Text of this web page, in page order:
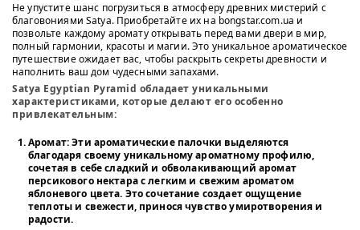
Не упустите шанс погрузиться в атмосферу древних мистерий с
благовониями Satya. Приобретайте их на bongstar.com.ua и
позвольте каждому аромату открывать перед вами двери в мир,
полный гармонии, красоты и магии. Это уникальное ароматическое
путешествие ожидает вас, чтобы раскрыть секреты древности и
наполнить ваш дом чудесными запахами.
Satya Egyptian Pyramid обладает уникальными
характеристиками, которые делают его особенно
привлекательным:
Аромат: Эти ароматические палочки выделяются
благодаря своему уникальному ароматному профилю,
сочетая в себе сладкий и обволакивающий аромат
персикового нектара с легким и свежим ароматом
яблоневого цвета. Это сочетание создает ощущение
теплоты и свежести, принося чувство умиротворения и
радости.